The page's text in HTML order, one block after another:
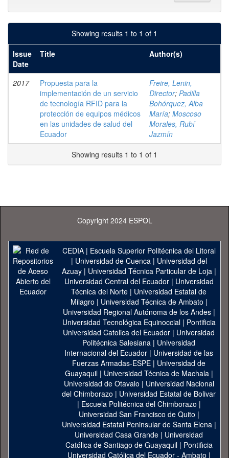
Showing results 1 to 1 of 1
Issue
Date
Title Author(s)
2017
Propuesta para la
implementación de un servicio
de tecnología RFID para la
protección de equipos médicos
en las unidades de salud del
Ecuador
Freire, Lenin,
Director; Padilla
Bohórquez, Alba
María; Moscoso
Morales, Rubí
Jazmín
Showing results 1 to 1 of 1
Copyright 2024 ESPOL
CEDIA| Escuela Superior Politécnica del Litoral
| Universidad de Cuenca| Universidad del
Azuay| Universidad Técnica Particular de Loja|
Universidad Central del Ecuador| Universidad
Técnica del Norte | Universidad Estatal de
Milagro | Universidad Técnica de Ambato |
Universidad Regional Autónoma de los Andes|
Universidad Tecnológica Equinoccial| Pontificia
Universidad Catolica del Ecuador | Universidad
Politécnica Salesiana | Universidad
Internacional del Ecuador | Universidad de las
Fuerzas Armadas-ESPE | Universidad de
Guayaquil| Universidad Técnica de Machala|
Universidad de Otavalo | Universidad Nacional
del Chimborazo | Universidad Estatal de Bolivar
| Escuela Politécnica del Chimborazo |
Universidad San Francisco de Quito |
Universidad Estatal Peninsular de Santa Elena|
Universidad Casa Grande | Universidad
Católica de Santiago de Guayaquil| Pontificia
Universidad Católica del Ecuador - Ambato |